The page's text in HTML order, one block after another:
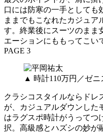
口には防寒の一手としても
ままでもこなれたカジュア
す。終業後にスーツのまま
エーションにももってこい
PAGE 3
▲ 時計110万円／ゼニ
クラシコスタイルならドレ
が、カジュアルダウンした
はラグスポ時計がうってつ
択。高級感とハズシの妙が